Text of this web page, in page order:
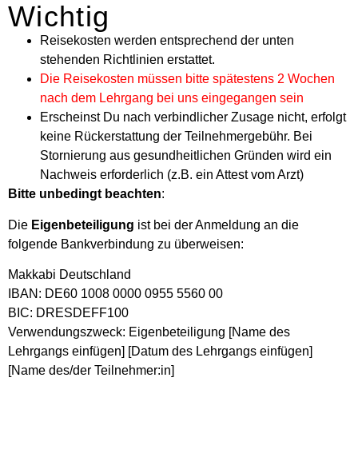
Wichtig
Reisekosten werden entsprechend der unten
stehenden Richtlinien erstattet.
Die Reisekosten müssen bitte spätestens 2 Wochen
nach dem Lehrgang bei uns eingegangen sein
Erscheinst Du nach verbindlicher Zusage nicht, erfolgt
keine Rückerstattung der Teilnehmergebühr. Bei
Stornierung aus gesundheitlichen Gründen wird ein
Nachweis erforderlich (z.B. ein Attest vom Arzt)
Bitte unbedingt beachten:
Die Eigenbeteiligung ist bei der Anmeldung an die
folgende Bankverbindung zu überweisen:
Makkabi Deutschland
IBAN: DE60 1008 0000 0955 5560 00
BIC: DRESDEFF100
Verwendungszweck: Eigenbeteiligung [Name des
Lehrgangs einfügen] [Datum des Lehrgangs einfügen]
[Name des/der Teilnehmer:in]